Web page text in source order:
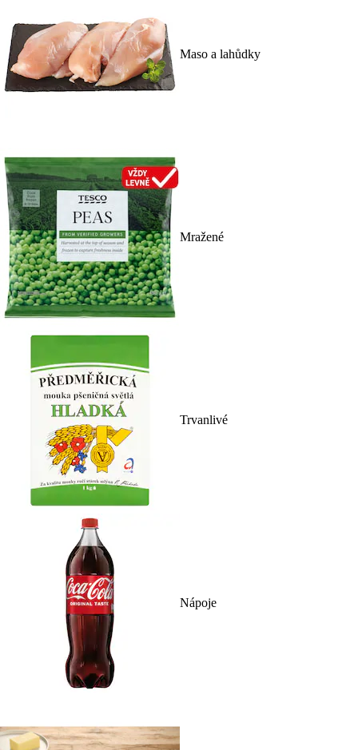
Maso a lahůdky
Mražené
Trvanlivé
Nápoje